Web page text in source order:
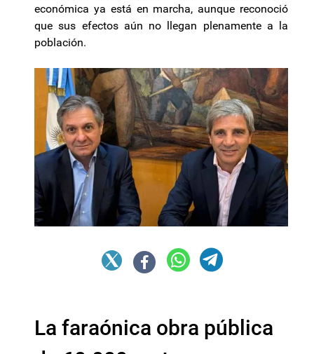
económica ya está en marcha, aunque reconoció
que sus efectos aún no llegan plenamente a la
población.
La faraónica obra pública